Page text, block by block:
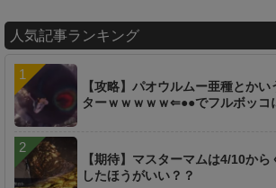
人気記事ランキング
【攻略】パオウルムー亜種とか
ターｗｗｗｗｗ⇐●●でフルボッコ
【期待】マスターマムは4/10か
したほうがいい？？